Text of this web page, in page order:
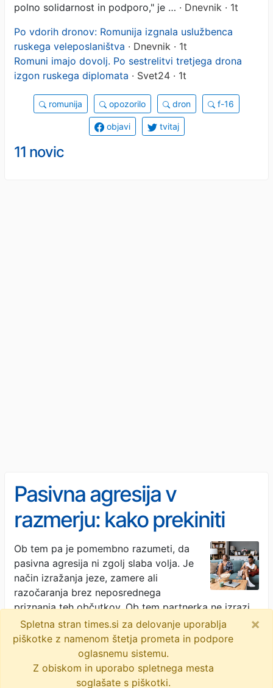
polno solidarnost in podporo," je … · Dnevnik · 1t
Po vdorih dronov: Romunija izgnala uslužbenca
ruskega veleposlaništva · Dnevnik · 1t
Romuni imajo dovolj. Po sestrelitvi tretjega drona
izgon ruskega diplomata · Svet24 · 1t
romunija opozorilo dron f-16
objavi tvitaj
11 novic
Pasivna agresija v
razmerju: kako prekiniti
igro molka?
Ob tem pa je pomembno razumeti, da
pasivna agresija ni zgolj slaba volja. Je
način izražanja jeze, zamere ali
razočaranja brez neposrednega
priznanja teh občutkov. Ob tem partnerka ne izrazi
…· Moškisvet.com · 2t
objavi tvitaj
Spletna stran times.si za delovanje uporablja
piškotke z namenom štetja prometa in podpore
oglasnemu sistemu.
Z obiskom in uporabo spletnega mesta
soglašate s piškotki.
×